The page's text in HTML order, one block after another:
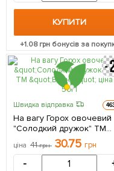
КУПИТИ
+1.08грн бонусів за
Швидка відправка
На вагу Горох овочевий
"Солодкий дружок" ТМ
"Весна" ціна за 50г
ціна 41грн 30.75 грн
-